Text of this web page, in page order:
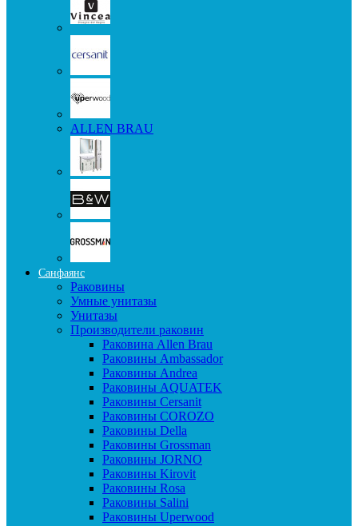
ALLEN BRAU
Санфаянс
Раковины
Умные унитазы
Унитазы
Производители раковин
Раковина Allen Brau
Раковины Ambassador
Раковины Andrea
Раковины AQUATEK
Раковины Cersanit
Раковины COROZO
Раковины Della
Раковины Grossman
Раковины JORNO
Раковины Kirovit
Раковины Rosa
Раковины Salini
Раковины Uperwood